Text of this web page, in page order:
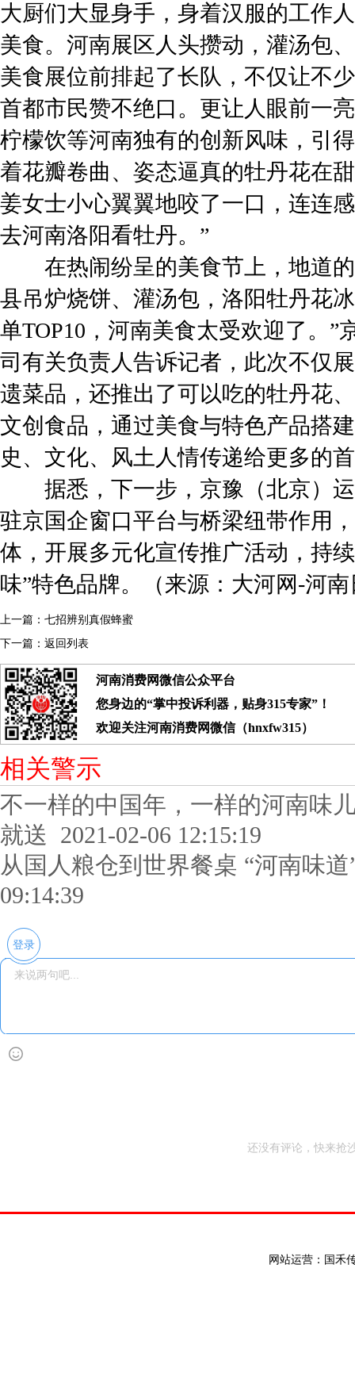
大厨们大显身手，身着汉服的工作
美食。河南展区人头攒动，灌汤包
美食展位前排起了长队，不仅让不
首都市民赞不绝口。更让人眼前一
柠檬饮等河南独有的创新风味，引
着花瓣卷曲、姿态逼真的牡丹花在
姜女士小心翼翼地咬了一口，连连
去河南洛阳看牡丹。”
在热闹纷呈的美食节上，地道的
县吊炉烧饼、灌汤包，洛阳牡丹花
单TOP10，河南美食太受欢迎了。”
司有关负责人告诉记者，此次不仅
遗菜品，还推出了可以吃的牡丹花
文创食品，通过美食与特色产品搭
史、文化、风土人情传递给更多的
据悉，下一步，京豫（北京）运
驻京国企窗口平台与桥梁纽带作用
体，开展多元化宣传推广活动，持
味”特色品牌。（来源：大河网-河
上一篇： 七招辨别真假蜂蜜
下一篇： 返回列表
河南消费网微信公众平台
您身边的“掌中投诉利器，贴身315专家”！
欢迎关注河南消费网微信（hnxfw315）
相关警示
不一样的中国年，一样的河南味
就送 2021-02-06 12:15:19
从国人粮仓到世界餐桌 “河南味
09:14:39
登录
还没有评论，快来抢
网站运营：国禾